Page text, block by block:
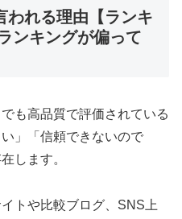
われる理由【ランキ
ンキングが偏って
も高品質で評価されている
」「信頼できないので
します。
トや比較ブログ、SNS上